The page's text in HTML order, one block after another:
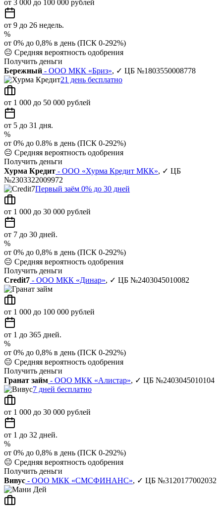
от 3 000 до 100 000 рублей
от 9 до 26 недель.
%
от 0% до 0,8% в день (ПСК 0-292%)
😐 Средняя вероятность одобрения
Получить деньги
Бережный - ООО МКК «Бриз», ✓ ЦБ №1803550008778
21 день бесплатно
от 1 000 до 50 000 рублей
от 5 до 31 дня.
%
от 0% до 0.8% в день (ПСК 0-292%)
😐 Средняя вероятность одобрения
Получить деньги
Хурма Кредит - ООО «Хурма Кредит МКК», ✓ ЦБ
№2303322009972
Первый заём 0% до 30 дней
от 1 000 до 30 000 рублей
от 7 до 30 дней.
%
от 0% до 0,8% в день (ПСК 0-292%)
😐 Средняя вероятность одобрения
Получить деньги
Credit7 - ООО МКК «Динар», ✓ ЦБ №2403045010082
от 1 000 до 100 000 рублей
от 1 до 365 дней.
%
от 0% до 0,8% в день (ПСК 0-292%)
😐 Средняя вероятность одобрения
Получить деньги
Гранат займ - ООО МКК «Алистар», ✓ ЦБ №2403045010104
7 дней бесплатно
от 1 000 до 30 000 рублей
от 1 до 32 дней.
%
от 0% до 0,8% в день (ПСК 0-292%)
😐 Средняя вероятность одобрения
Получить деньги
Вивус - ООО МКК «СМСФИНАНС», ✓ ЦБ №3120177002032